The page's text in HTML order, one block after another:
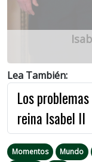
Lea También:
Los
reina Isabel II
Momentos Mundo